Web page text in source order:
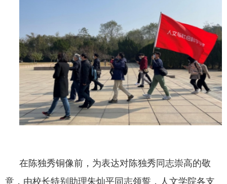
在陈独秀铜像前，为表达对陈独秀同志崇高的敬
意，由校长特别助理朱灿平同志领誓，人文学院各支